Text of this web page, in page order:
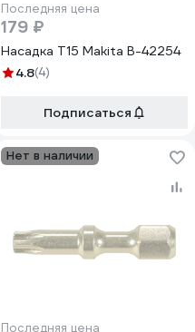
Последняя цена
179 ₽
Насадка T15 Makita B-42254
4.8(4)
Подписаться
Нет в наличии
Последняя цена